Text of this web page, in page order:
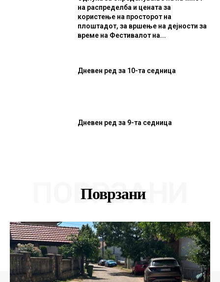
на распределба и цената за
користење на просторот на
плоштадот, за вршење на дејности за
време на Фестивалот на...
Дневен ред за 10-та седница
Дневен ред за 9-та седница
Поврзани
ПОВРЗАНИ